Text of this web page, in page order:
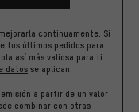
continuamente. Si
tus últimos pedidos para
así más valiosa para ti.
datos se aplican.
a partir de un valor
combinar con otras